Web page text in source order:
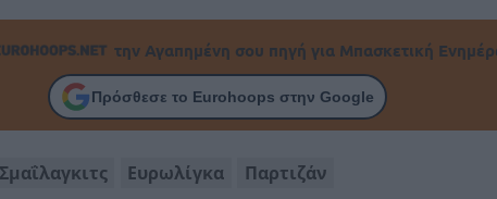
την Αγαπημένη σου πηγή για Μπασκετική
Πρόσθεσε το Eurohoops στην Google
Ευρωλίγκα Παρτιζάν